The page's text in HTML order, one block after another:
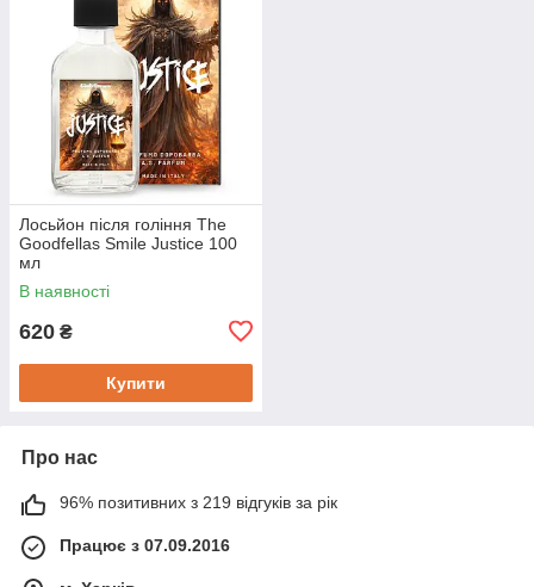
Лосьйон після гоління The
Goodfellas Smile Justice 100
мл
В наявності
620 ₴
Купити
Про нас
96% позитивних з 219 відгуків за рік
Працює з 07.09.2016